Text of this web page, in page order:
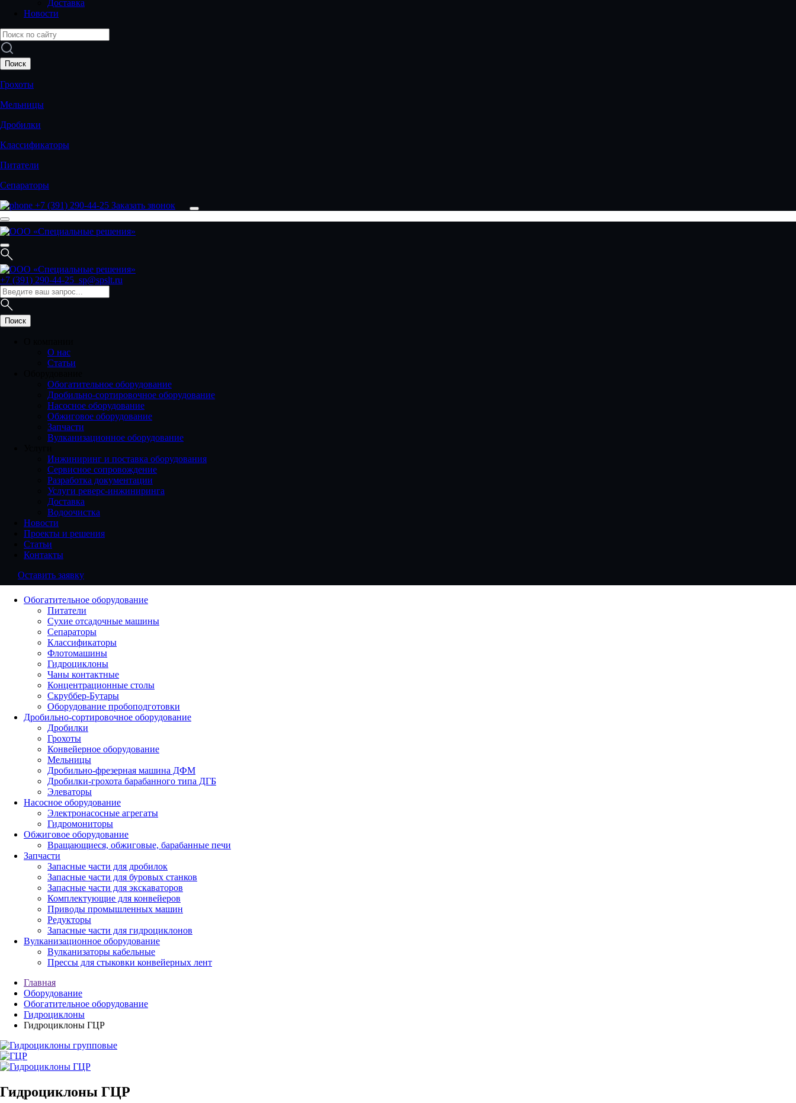
Доставка
Новости
Грохоты
Мельницы
Дробилки
Классификаторы
Питатели
Сепараторы
+7 (391) 290-44-25 Заказать звонок
+7 (391) 290-44-25 sp@spslt.ru
О нас
Статьи
Обогатительное оборудование
Дробильно-сортировочное оборудование
Насосное оборудование
Обжиговое оборудование
Запчасти
Вулканизационное оборудование
Инжиниринг и поставка оборудования
Сервисное сопровождение
Разработка документации
Услуги реверс-инжиниринга
Доставка
Водоочистка
Новости
Проекты и решения
Статьи
Контакты
Оставить заявку
Обогатительное оборудование
Питатели
Сухие отсадочные машины
Сепараторы
Классификаторы
Флотомашины
Гидроциклоны
Чаны контактные
Концентрационные столы
Скруббер-Бутары
Оборудование пробоподготовки
Дробильно-сортировочное оборудование
Дробилки
Грохоты
Конвейерное оборудование
Мельницы
Дробильно-фрезерная машина ДФМ
Дробилки-грохота барабанного типа ДГБ
Элеваторы
Насосное оборудование
Электронасосные агрегаты
Гидромониторы
Обжиговое оборудование
Вращающиеся, обжиговые, барабанные печи
Запчасти
Запасные части для дробилок
Запасные части для буровых станков
Запасные части для экскаваторов
Комплектующие для конвейеров
Приводы промышленных машин
Редукторы
Запасные части для гидроциклонов
Вулканизационное оборудование
Вулканизаторы кабельные
Прессы для стыковки конвейерных лент
Главная
Оборудование
Обогатительное оборудование
Гидроциклоны
Гидроциклоны ГЦР
Гидроциклоны ГЦР